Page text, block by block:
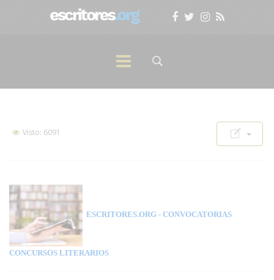
Visto: 6091
ESCRITORES.ORG - CONVOCATORIAS
CONCURSOS LITERARIOS